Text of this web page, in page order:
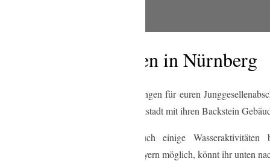
Unternehmungen in Nürnberg
außergewöhnliche Beschäftigungen für euren
Die wunderschöne Altstadt mit ihren Backstein
genießen, sondern auch einige Wasseraktivitäten
und welche Aktivitäten sind in Bayern möglich, könnt ihr unten